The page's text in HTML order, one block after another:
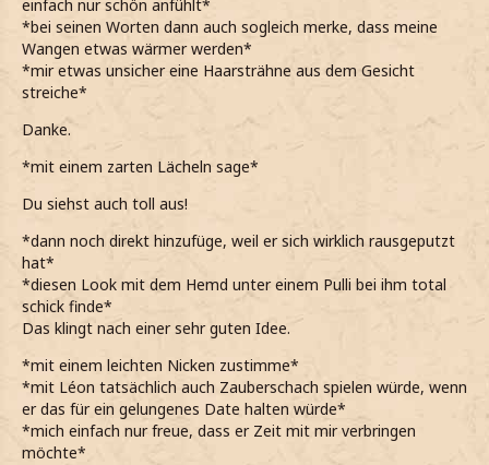
einfach nur schön anfühlt*
*bei seinen Worten dann auch sogleich merke, dass meine
Wangen etwas wärmer werden*
*mir etwas unsicher eine Haarsträhne aus dem Gesicht
streiche*
Danke.
*mit einem zarten Lächeln sage*
Du siehst auch toll aus!
*dann noch direkt hinzufüge, weil er sich wirklich rausgeputzt
hat*
*diesen Look mit dem Hemd unter einem Pulli bei ihm total
schick finde*
Das klingt nach einer sehr guten Idee.
*mit einem leichten Nicken zustimme*
*mit Léon tatsächlich auch Zauberschach spielen würde, wenn
er das für ein gelungenes Date halten würde*
*mich einfach nur freue, dass er Zeit mit mir verbringen
möchte*